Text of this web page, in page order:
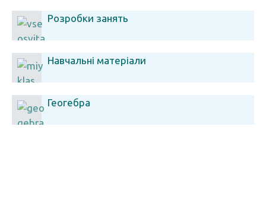
Розробки занять
Навчальні матеріали
Геогебра